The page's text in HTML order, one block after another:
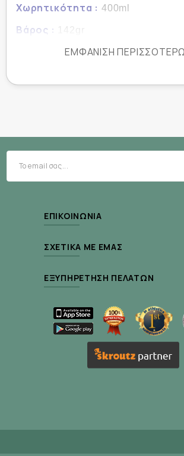
Χωρητικότητα : 400ml
Βάρος : 142gr
Διαστάσεις :7.5 x 2.88 in / 19 x
ΕΜΦΆΝΙΣΗ
ΕΠΙΚΟΙΝΩΝΊΑ
ΣΧΕΤΙΚΆ ΜΕ ΕΜΆΣ
ΕΞΥΠΗΡΈΤΗΣΗ ΠΕΛΑΤΏΝ